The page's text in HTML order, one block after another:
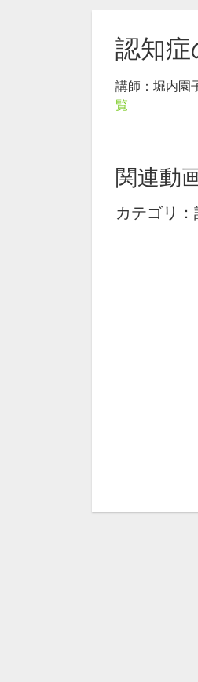
認知症
講師：堀内
覧
関連動
カテゴリ